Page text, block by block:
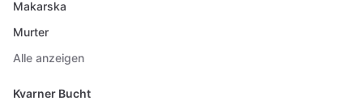
Makarska
Murter
Alle anzeigen
Kvarner Bucht